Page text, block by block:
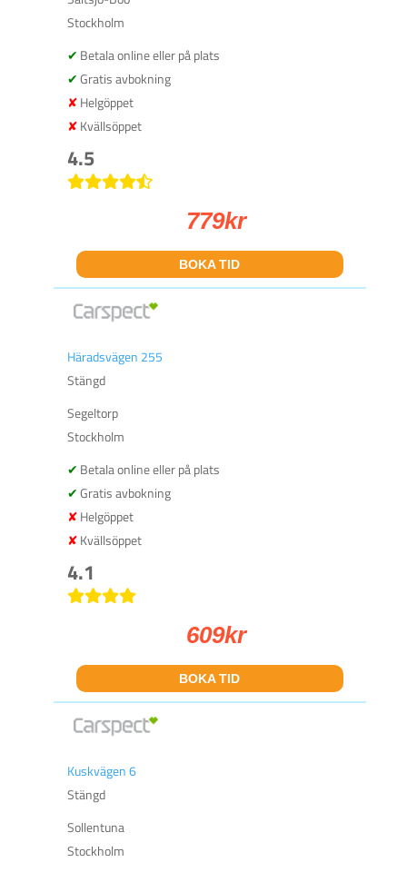
Stockholm
Betala online eller på plats
Gratis avbokning
Helgöppet
Kvällsöppet
4.5
779kr
BOKA TID
Häradsvägen 255
Stängd
Segeltorp
Stockholm
Betala online eller på plats
Gratis avbokning
Helgöppet
Kvällsöppet
4.1
609kr
BOKA TID
Kuskvägen 6
Stängd
Sollentuna
Stockholm